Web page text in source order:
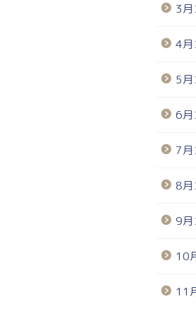
3
4月
5
6月
7
8月
9月
10
11